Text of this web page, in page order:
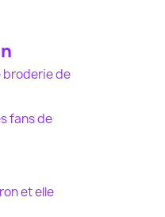
broderie de
fans de
et elle